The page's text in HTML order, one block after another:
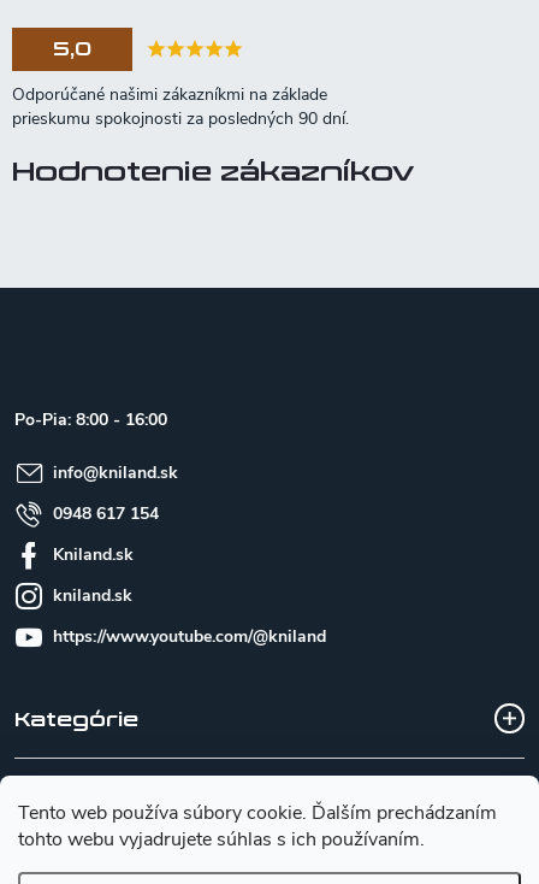
Tento web používa súbory cookie. Ďalším prechádzaním
tohto webu vyjadrujete súhlas s ich používaním.
5,0
Hodnotenie zákazníkov
Po-Pia: 8:00 - 16:00
info@kniland.sk
0948 617 154
Kniland.sk
kniland.sk
https://www.youtube.com/@kniland
Kategórie
Základné informácie pre výber noža